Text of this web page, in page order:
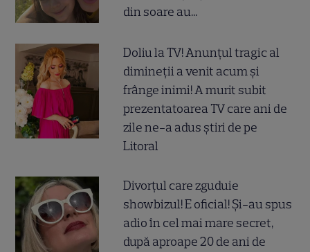
din soare au...
Doliu la TV! Anunțul tragic al
dimineții a venit acum și
frânge inimi! A murit subit
prezentatoarea TV care ani de
zile ne-a adus știri de pe
Litoral
Divorțul care zguduie
showbizul! E oficial! Și-au spus
adio în cel mai mare secret,
după aproape 20 de ani de